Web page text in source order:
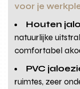
voor je
Houten
natuurlijke
comfortabel
PVC
ruimtes, zeer